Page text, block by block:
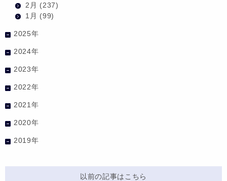
2月 (237)
1月 (99)
2025年
2024年
2023年
2022年
2021年
2020年
2019年
以前の記事はこちら